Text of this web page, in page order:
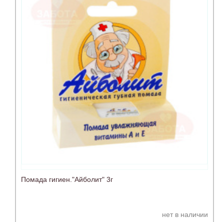
Помада гигиен."Айболит" 3г
нет в наличии